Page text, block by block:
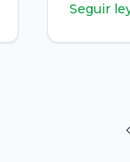
Seguir